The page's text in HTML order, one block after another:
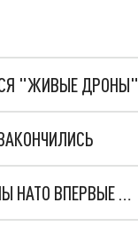
"ЖИВЫЕ ДРОНЫ"
"ОЧЕНЬ ПЛОХИЕ НОВОСТИ": БОЛЬШАЯ ОШИБКА PALANTIR В РОССИИ. СТРАНЫ НАТО ВПЕРВЫЕ ЗА СВО ОСТАНОВИЛИ ПОСТАВКИ ОРУЖИЯ. ВСУ ТЕРЯЮТ ПРИГРАНИЧЬЕ?